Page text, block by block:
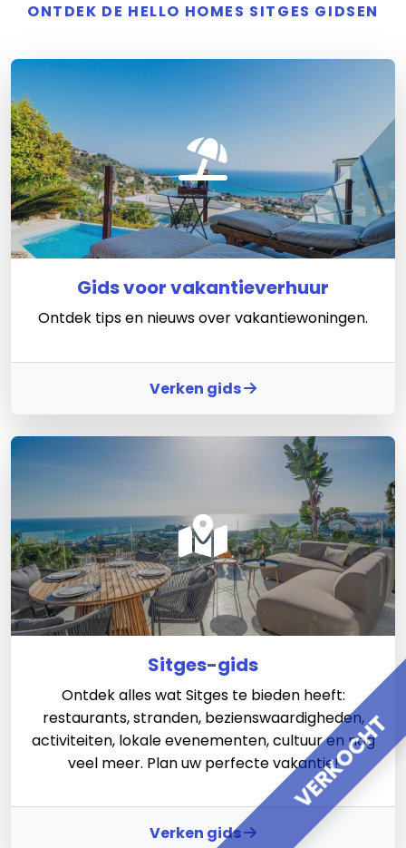
ONTDEK DE HELLO HOMES SITGES GIDSEN
Gids voor vakantieverhuur
Ontdek tips en nieuws over vakantiewoningen.
Verken gids
Sitges-gids
Ontdek alles wat Sitges te bieden heeft:
restaurants, stranden, bezienswaardigheden,
activiteiten, lokale evenementen, cultuur en nog
veel meer. Plan uw perfecte vakantie!
Verken gids
VERKOCHT